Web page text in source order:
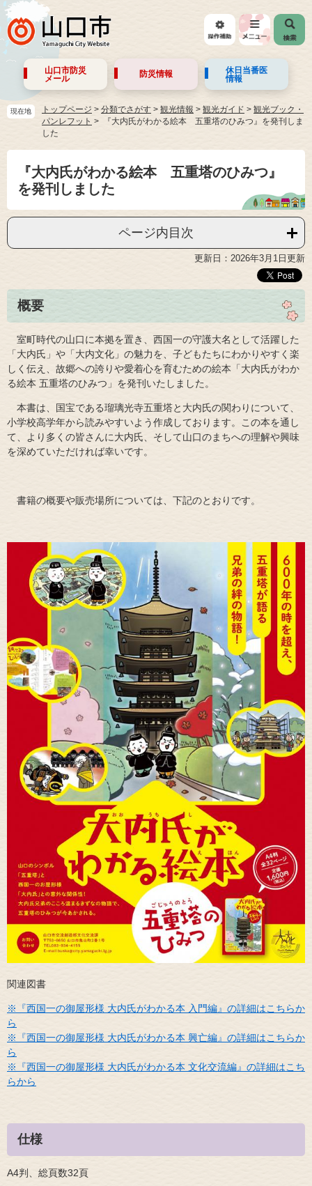
山口市防災
メール
防災情報
休日当番医
情報
現在地 トップページ > 分類でさがす > 観光情報 > 観光ガイド > 観光ブック・
パンレフット
『大内氏がわかる絵本 五重塔のひみつ』を発刊しま
した
『大内氏がわかる絵本 五重塔のひみつ』
を発刊しました
ページ内目次
更新日：2026年3月1日更新
概要
室町時代の山口に本拠を置き、西国一の守護大名として活躍した
「大内氏」や「大内文化」の魅力を、子どもたちにわかりやすく楽
しく伝え、故郷への誇りや愛着心を育むための絵本「大内氏がわか
る絵本 五重塔のひみつ」を発刊いたしました。
本書は、国宝である瑠璃光寺五重塔と大内氏の関わりについて、
小学校高学年から読みやすいよう作成しております。この本を通し
て、より多くの皆さんに大内氏、そして山口のまちへの理解や興味
を深めていただければ幸いです。
書籍の概要や販売場所については、下記のとおりです。
関連図書
※『西国一の御屋形様 大内氏がわかる本 入門編』の詳細はこちらか
ら
※『西国一の御屋形様 大内氏がわかる本 興亡編』の詳細はこちらか
ら
※『西国一の御屋形様 大内氏がわかる本 文化交流編』の詳細はこち
らから
仕様
A4判、総頁数32頁